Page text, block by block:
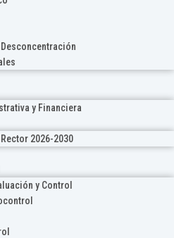
y Financiera
2026-2030
y Control